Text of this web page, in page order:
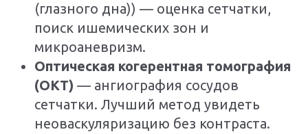
(глазного дна)) — оценка сетчатки,
поиск ишемических зон и
микроаневризм.
Оптическая когерентная томография
(ОКТ) — ангиография сосудов
сетчатки. Лучший метод увидеть
неоваскуляризацию без контраста.